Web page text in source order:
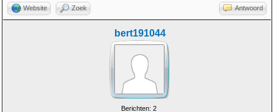
Website Zoek Antwoord
bert191044
Berichten: 2